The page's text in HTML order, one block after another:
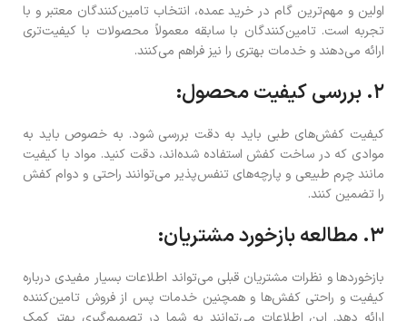
اولین و مهم‌ترین گام در خرید عمده، انتخاب تامین‌کنندگان معتبر و با
تجربه است. تامین‌کنندگان با سابقه معمولاً محصولات با کیفیت‌تری
ارائه می‌دهند و خدمات بهتری را نیز فراهم می‌کنند.
۲. بررسی کیفیت محصول:
کیفیت کفش‌های طبی باید به دقت بررسی شود. به خصوص باید به
موادی که در ساخت کفش استفاده شده‌اند، دقت کنید. مواد با کیفیت
مانند چرم طبیعی و پارچه‌های تنفس‌پذیر می‌توانند راحتی و دوام کفش
را تضمین کنند.
۳. مطالعه بازخورد مشتریان:
بازخوردها و نظرات مشتریان قبلی می‌تواند اطلاعات بسیار مفیدی درباره
کیفیت و راحتی کفش‌ها و همچنین خدمات پس از فروش تامین‌کننده